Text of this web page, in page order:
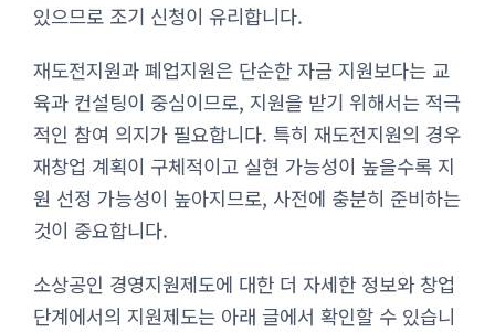
있으므로 조기 신청이 유리합니다.
재도전지원과 폐업지원은 단순한 자금 지원보다는 교
육과 컨설팅이 중심이므로, 지원을 받기 위해서는 적극
적인 참여 의지가 필요합니다. 특히 재도전지원의 경우
재창업 계획이 구체적이고 실현 가능성이 높을수록 지
원 선정 가능성이 높아지므로, 사전에 충분히 준비하는
것이 중요합니다.
소상공인 경영지원제도에 대한 더 자세한 정보와 창업
단계에서의 지원제도는 아래 글에서 확인할 수 있습니